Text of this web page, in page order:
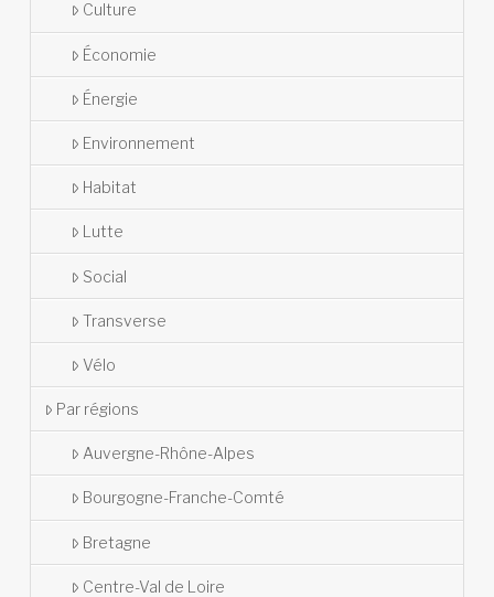
Culture
Économie
Énergie
Environnement
Habitat
Lutte
Social
Transverse
Vélo
Par régions
Auvergne-Rhône-Alpes
Bourgogne-Franche-Comté
Bretagne
Centre-Val de Loire